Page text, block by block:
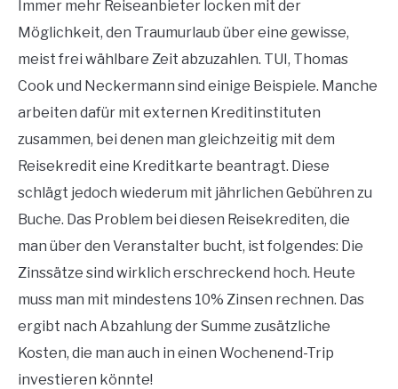
Immer mehr Reiseanbieter locken mit der
Möglichkeit, den Traumurlaub über eine gewisse,
meist frei wählbare Zeit abzuzahlen. TUI, Thomas
Cook und Neckermann sind einige Beispiele. Manche
arbeiten dafür mit externen Kreditinstituten
zusammen, bei denen man gleichzeitig mit dem
Reisekredit eine Kreditkarte beantragt. Diese
schlägt jedoch wiederum mit jährlichen Gebühren zu
Buche. Das Problem bei diesen Reisekrediten, die
man über den Veranstalter bucht, ist folgendes: Die
Zinssätze sind wirklich erschreckend hoch. Heute
muss man mit mindestens 10% Zinsen rechnen. Das
ergibt nach Abzahlung der Summe zusätzliche
Kosten, die man auch in einen Wochenend-Trip
investieren könnte!